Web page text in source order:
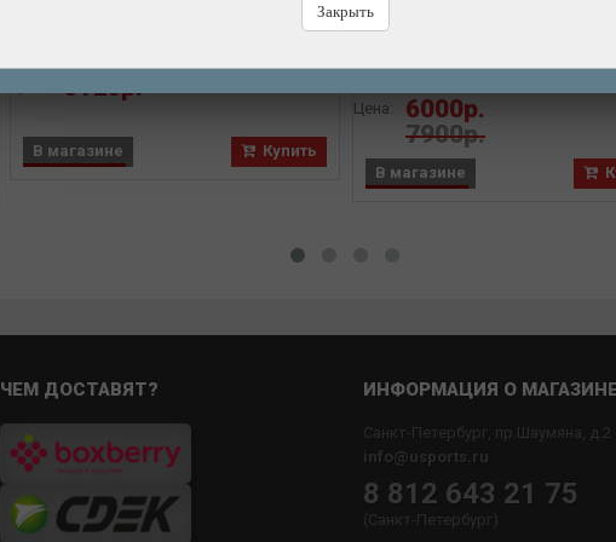
Закрыть
6120р.
Купить
В магазине
тросов с обжимом для
Бренд: CYCLO
Цена:
6000р.
7900р.
В магазине
ЧЕМ ДОСТАВЯТ? ИНФОРМАЦИЯ О
Санкт-Петербург, пр.Шаумяна, д.2
info@usports.ru
8 812 643 21 75
(Санкт-Петербург)